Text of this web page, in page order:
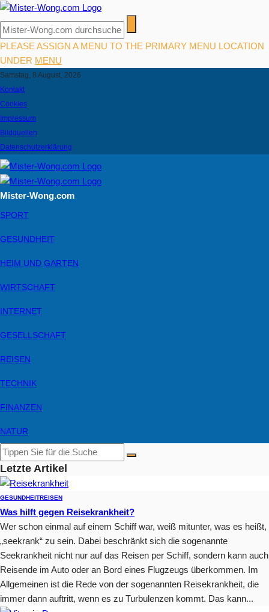
PLEASE ASSIGN A MENU TO THE PRIMARY MENU LOCATION
UNDER MENU
Samstag, 8 August, 2026
Kontakt
Cookies
Impressum
Bildquellen
Datenschutzerklärung
Mister-Wong.com
SPORT
GESUNDHEIT
HEIM UND GARTEN
WIRTSCHAFT
INTERNET
GESELLSCHAFT
REISEN
TECHNIK
FINANZEN
NATUR
Letzte Artikel
GESUNDHEITREISEN
Was hilft gegen Reisekrankheit?
Wer schon einmal auf einem Schiff war, weiß mitunter, was es heißt,
„seekrank“ zu sein. Dabei beschränkt sich die sogenannte
Seekrankheit nicht nur auf das Reisen per Schiff, sondern kann auch
Reisende im Auto oder an Bord eines Flugzeugs überkommen. Im
Allgemeinen ist die Rede von der sogenannten Reisekrankheit, die
immer dann auftritt, wenn es zu Turbulenzen kommt. Das kann...